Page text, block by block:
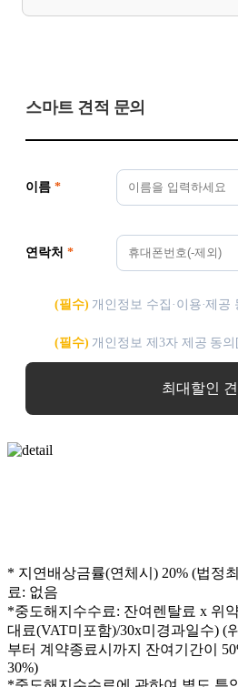
스마트 견적 문의
이름 *
연락처 *
(필수) 개인정보 수집·이용·제공
(필수) 개인정보 제3자 제공 동의
최대할인
* 지연배상금률(연체시) 20% (법정
료: 없음
*중도해지수수료: 잔여렌탈료 x 위
대료(VAT미포함)/30x미경과일수) (
부터 계약종료시까지 잔여기간이
30%)